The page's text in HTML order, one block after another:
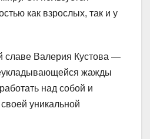
как взрослых, так и у
славе Валерия Кустова —
жажды
над собой и
уникальной